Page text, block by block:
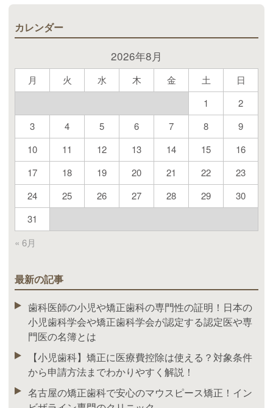
カレンダー
2026年8月
月 火 水 木 金 土 日
« 6月
1
2
3
4 5 6 7 8
9
10
11 12 13 14 15
16
17
18 19 20 21 22
23
24
25 26 27 28 29
30
31
最新の記事
歯科医師の小児や矯正歯科の専門性の証明！日本の
小児歯科学会や矯正歯科学会が認定する認定医や専
門医の名簿とは
【小児歯科】矯正に医療費控除は使える？対象条件
から申請方法までわかりやすく解説！
名古屋の矯正歯科で安心のマウスピース矯正！イン